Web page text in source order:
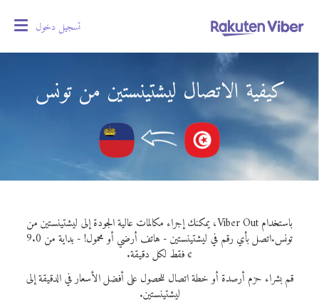
تسجيل دخول
كيفية الاتصال ليشتينستين من تونس
باستخدام Viber Out، يمكنك إجراء مكالمات عالية الجودة إلى ليشتينستين من
تونس.
اتصل بأي رقم في ليشتينستين - هاتف أرضي أو محمول! - بداية من 9.0
¢ فقط لكل دقيقة.
قم بشراء حزم أرصدة أو خطة اتصال للحصول على أفضل الأسعار في الدقيقة إلى
ليشتينستين.